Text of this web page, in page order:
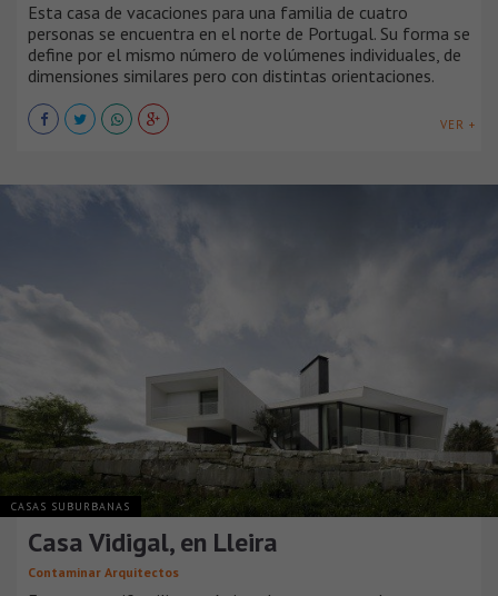
Esta casa de vacaciones para una familia de cuatro
personas se encuentra en el norte de Portugal. Su forma se
define por el mismo número de volúmenes individuales, de
dimensiones similares pero con distintas orientaciones.
VER +
CASAS SUBURBANAS
Casa Vidigal, en Lleira
Contaminar Arquitectos